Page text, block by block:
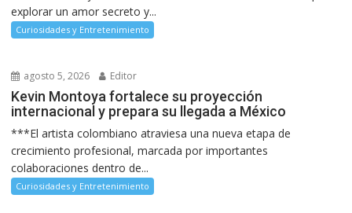
explorar un amor secreto y...
Curiosidades y Entretenimiento
agosto 5, 2026 Editor
Kevin Montoya fortalece su proyección
internacional y prepara su llegada a México
***El artista colombiano atraviesa una nueva etapa de
crecimiento profesional, marcada por importantes
colaboraciones dentro de...
Curiosidades y Entretenimiento